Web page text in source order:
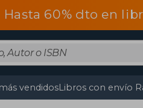
Hasta 60% dto en
vendidosLibros con envío